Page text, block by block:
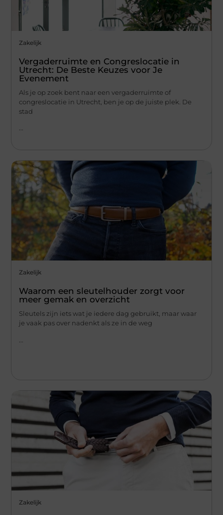
Zakelijk
Vergaderruimte en Congreslocatie in
Utrecht: De Beste Keuzes voor Je
Evenement
Als je op zoek bent naar een vergaderruimte of
congreslocatie in Utrecht, ben je op de juiste plek. De
stad
...
Zakelijk
Waarom een sleutelhouder zorgt voor
meer gemak en overzicht
Sleutels zijn iets wat je iedere dag gebruikt, maar waar
je vaak pas over nadenkt als ze in de weg
Zakelijk